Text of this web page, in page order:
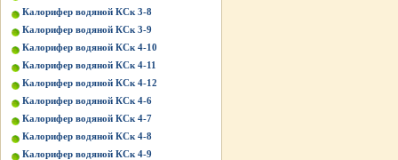
Калорифер водяной КСк 3-8
Калорифер водяной КСк 3-9
Калорифер водяной КСк 4-10
Калорифер водяной КСк 4-11
Калорифер водяной КСк 4-12
Калорифер водяной КСк 4-6
Калорифер водяной КСк 4-7
Калорифер водяной КСк 4-8
Калорифер водяной КСк 4-9